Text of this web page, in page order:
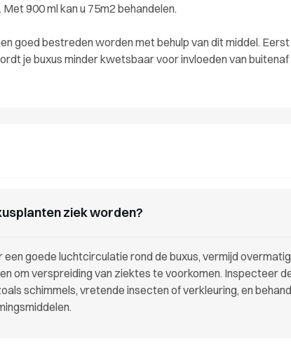
. Met 900 ml kan u 75m2 behandelen.
goed bestreden worden met behulp van dit middel.
je buxus minder kwetsbaar voor invloeden van
ziek worden?
goede luchtcirculatie rond de buxus, vermijd
om verspreiding van ziektes te voorkomen. Inspecteer
schimmels, vretende insecten of verkleuring, en